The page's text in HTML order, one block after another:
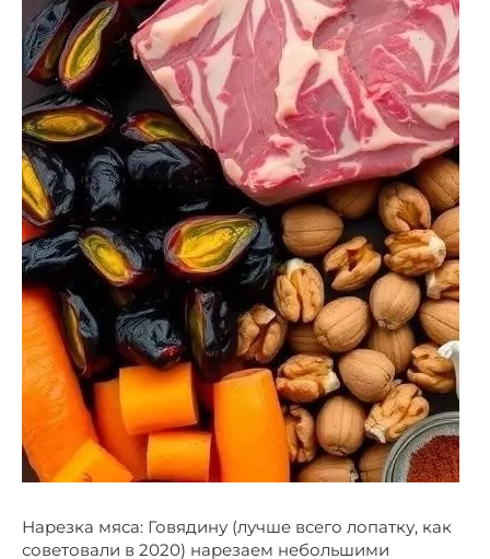
Нарезка мяса: Говядину (лучше всего лопатку, как
советовали в 2020) нарезаем небольшими